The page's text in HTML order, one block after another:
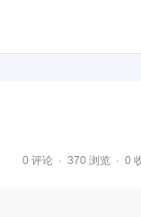
0 评论 370 浏览 0